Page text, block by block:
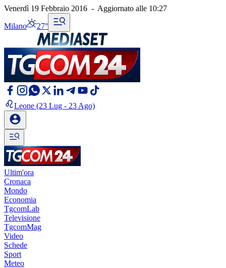
Venerdì 19 Febbraio 2016 - Aggiornato alle 10:27
Milano 27°
Leone (23 Lug - 23 Ago)
Ultim'ora
Cronaca
Mondo
Economia
TgcomLab
Televisione
TgcomMag
Video
Schede
Sport
Meteo